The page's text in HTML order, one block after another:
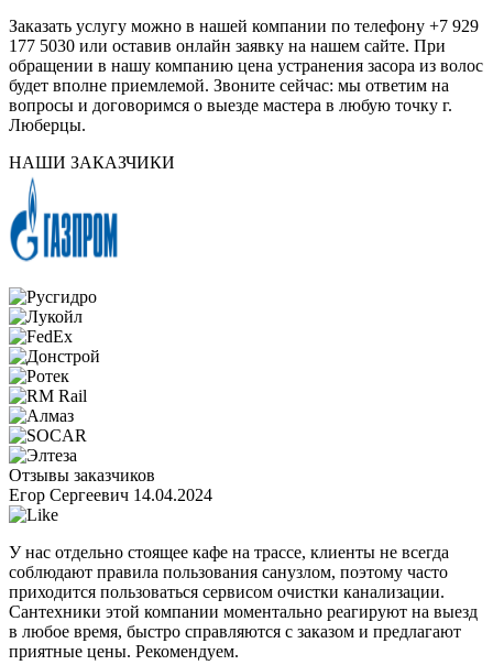
Заказать услугу можно в нашей компании по телефону +7 929
177 5030 или оставив онлайн заявку на нашем сайте. При
обращении в нашу компанию цена устранения засора из волос
будет вполне приемлемой. Звоните сейчас: мы ответим на
вопросы и договоримся о выезде мастера в любую точку г.
Люберцы.
НАШИ ЗАКАЗЧИКИ
Отзывы заказчиков
Егор Сергеевич 14.04.2024
У нас отдельно стоящее кафе на трассе, клиенты не всегда
соблюдают правила пользования санузлом, поэтому часто
приходится пользоваться сервисом очистки канализации.
Сантехники этой компании моментально реагируют на выезд
в любое время, быстро справляются с заказом и предлагают
приятные цены. Рекомендуем.